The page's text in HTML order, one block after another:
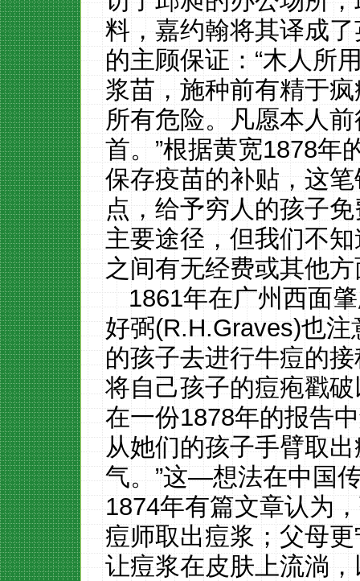
料，嘉约翰将其译成
的主顾保证：“木人所
浆苗，施种前有精于
所有危险。凡愿本人
首。”根据黄宽1878年
保存疫苗的补贴，这
点，给予穷人的孩子
主要途径，但我们不
之间有无经费或其他
1861年在广州西面
好弼(R.H.Graves)也注
的孩子去进行牛痘的
将自己孩子的痘疱戳
在一份1878年的报告
从她们的孩子手臂取
气。”这—想法在中国
1874年有篇文章认为
痘师取出痘浆；父母
让痘浆在皮肤上流淌